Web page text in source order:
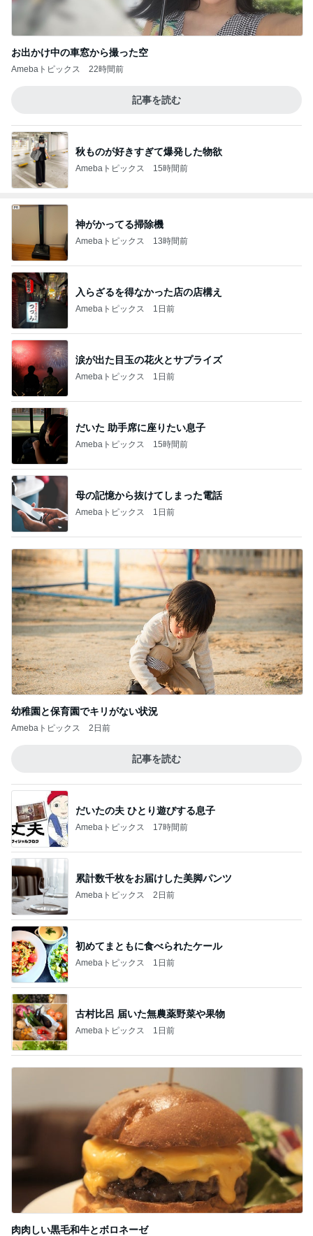
お出かけ中の車窓から撮った空
Amebaトピックス 22時間前
記事を読む
秋ものが好きすぎて爆発した物欲
Amebaトピックス 15時間前
神がかってる掃除機
Amebaトピックス 13時間前
入らざるを得なかった店の店構え
Amebaトピックス 1日前
涙が出た目玉の花火とサプライズ
Amebaトピックス 1日前
だいた 助手席に座りたい息子
Amebaトピックス 15時間前
母の記憶から抜けてしまった電話
Amebaトピックス 1日前
幼稚園と保育園でキリがない状況
Amebaトピックス 2日前
記事を読む
だいたの夫 ひとり遊びする息子
Amebaトピックス 17時間前
累計数千枚をお届けした美脚パンツ
Amebaトピックス 2日前
初めてまともに食べられたケール
Amebaトピックス 1日前
古村比呂 届いた無農薬野菜や果物
Amebaトピックス 1日前
肉肉しい黒毛和牛とボロネーゼ